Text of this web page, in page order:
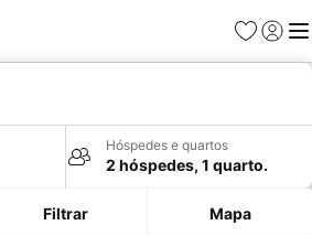
Favoritos
Iniciar
Hóspedes e quartos
2 hóspedes, 1 quarto.
Filtrar Mapa